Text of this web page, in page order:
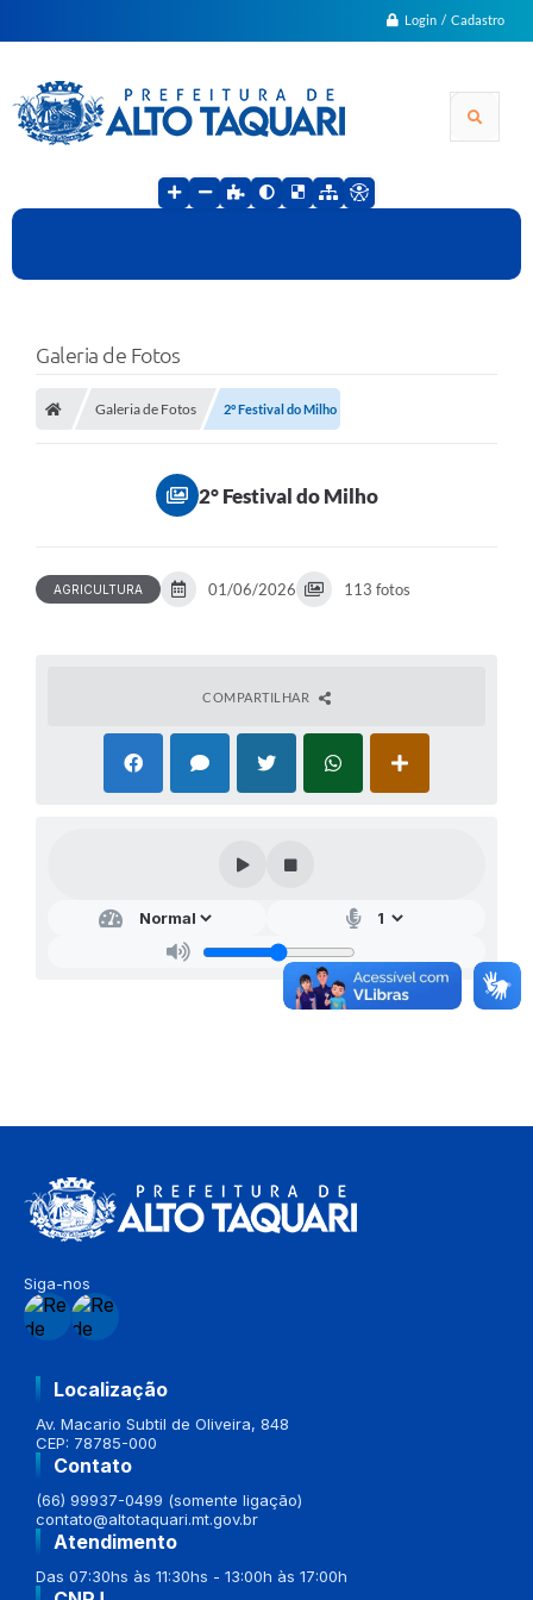
Login / Cadastro
Galeria de Fotos
Galeria de Fotos 2° Festival do Milho
2° Festival do Milho
AGRICULTURA 01/06/2026 113 fotos
COMPARTILHAR
Siga-nos
Localização
Av. Macario Subtil de Oliveira, 848
CEP: 78785-000
Contato
(66) 99937-0499 (somente ligação)
contato@altotaquari.mt.gov.br
Atendimento
Das 07:30hs às 11:30hs - 13:00h às 17:00h